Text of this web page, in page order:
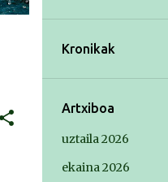
Kronikak
Artxiboa
uztaila 2026
ekaina 2026